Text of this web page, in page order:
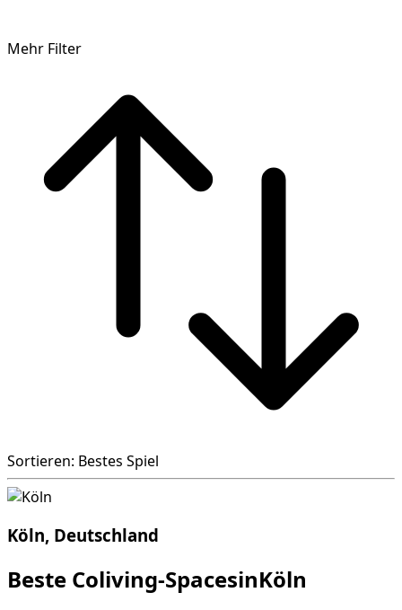
Mehr Filter
Sortieren: Bestes Spiel
Köln, Deutschland
Beste Coliving-SpacesinKöln